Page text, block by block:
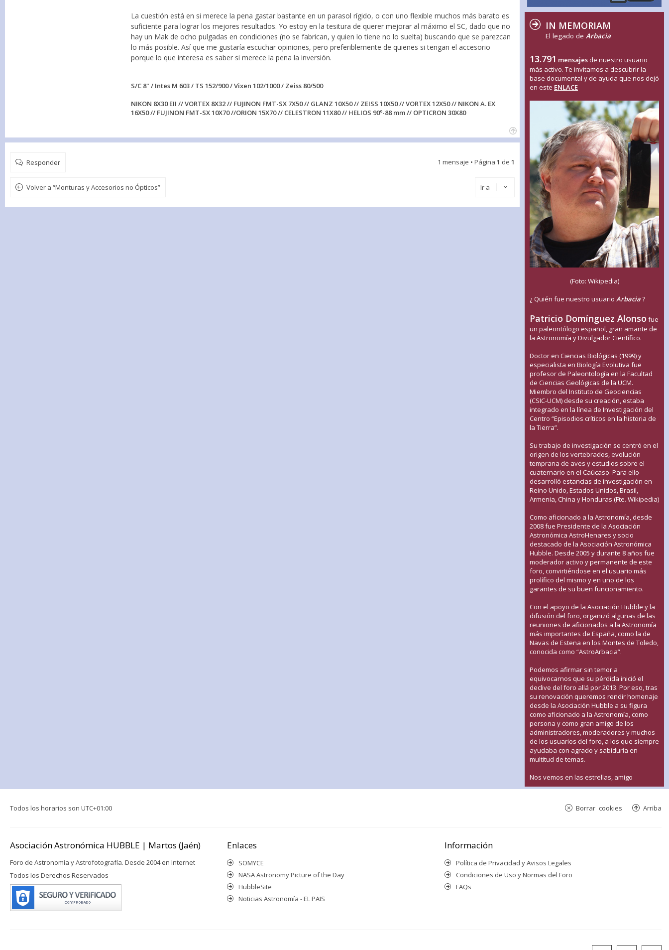
La cuestión está en si merece la pena gastar bastante en un parasol rígido, o con uno flexible muchos más barato es
suficiente para lograr los mejores resultados. Yo estoy en la tesitura de querer mejorar al máximo el SC, dado que no
hay un Mak de ocho pulgadas en condiciones (no se fabrican, y quien lo tiene no lo suelta) buscando que se parezcan
lo más posible. Así que me gustaría escuchar opiniones, pero preferiblemente de quienes si tengan el accesorio
porque lo que interesa es saber si merece la pena la inversión.
S/C 8" / Intes M 603 / TS 152/900 / Vixen 102/1000 / Zeiss 80/500
NIKON 8X30 EII // VORTEX 8X32 // FUJINON FMT-SX 7X50 // GLANZ 10X50 // ZEISS 10X50 // VORTEX 12X50 // NIKON A. EX
16X50 // FUJINON FMT-SX 10X70 //ORION 15X70 // CELESTRON 11X80 // HELIOS 90º-88 mm // OPTICRON 30X80
Responder 1 mensaje • Página 1 de 1
Volver a “Monturas y Accesorios no Ópticos” Ir a
IN MEMORIAM
El legado de Arbacia
13.791 mensajes de nuestro usuario
más activo. Te invitamos a descubrir la
base documental y de ayuda que nos dejó
en este ENLACE
(Foto: Wikipedia)
¿ Quién fue nuestro usuario Arbacia?
Patricio Domínguez Alonso fue
un paleontólogo español, gran amante de
la Astronomía y Divulgador Científico.
Doctor en Ciencias Biológicas (1999) y
especialista en Biología Evolutiva fue
profesor de Paleontología en la Facultad
de Ciencias Geológicas de la UCM.
Miembro del Instituto de Geociencias
(CSIC-UCM) desde su creación, estaba
integrado en la línea de Investigación del
Centro “Episodios críticos en la historia de
la Tierra”.
Su trabajo de investigación se centró en el
origen de los vertebrados, evolución
temprana de aves y estudios sobre el
cuaternario en el Caúcaso. Para ello
desarrolló estancias de investigación en
Reino Unido, Estados Unidos, Brasil,
Armenia, China y Honduras (Fte. Wikipedia)
Como aficionado a la Astronomía, desde
2008 fue Presidente de la Asociación
Astronómica AstroHenares y socio
destacado de la Asociación Astronómica
Hubble. Desde 2005 y durante 8 años fue
moderador activo y permanente de este
foro, convirtiéndose en el usuario más
prolífico del mismo y en uno de los
garantes de su buen funcionamiento.
Con el apoyo de la Asociación Hubble y la
difusión del foro, organizó algunas de las
reuniones de aficionados a la Astronomía
más importantes de España, como la de
Navas de Estena en los Montes de Toledo,
conocida como “AstroArbacia”.
Podemos afirmar sin temor a
equivocarnos que su pérdida inició el
declive del foro allá por 2013. Por eso, tras
su renovación queremos rendir homenaje
desde la Asociación Hubble a su figura
como aficionado a la Astronomía, como
persona y como gran amigo de los
administradores, moderadores y muchos
de los usuarios del foro, a los que siempre
ayudaba con agrado y sabiduría en
multitud de temas.
Nos vemos en las estrellas, amigo
Todos los horarios son UTC+01:00 Arriba
Borrar cookies
Asociación Astronómica HUBBLE | Martos (Jaén)
Foro de Astronomía y Astrofotografía. Desde 2004 en Internet
Todos los Derechos Reservados
Enlaces
SOMYCE
NASA Astronomy Picture of the Day
HubbleSite
Noticias Astronomía - EL PAIS
Información
Política de Privacidad y Avisos Legales
Condiciones de Uso y Normas del Foro
FAQs